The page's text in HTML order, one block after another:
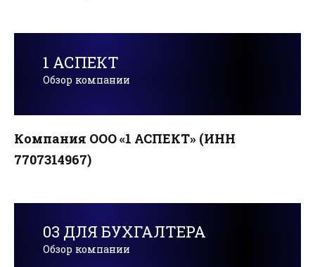
1 АСПЕКТ
Обзор компании
Компания ООО «1 АСПЕКТ» (ИНН
7707314967)
03 ДЛЯ БУХГАЛТЕРА
Обзор компании